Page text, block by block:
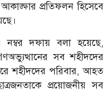
প্রতিফলন হিসেবে
দফায় বলা হয়েছে,
সব শহীদদের
শহীদদের পরিবার, আহত
প্রয়োজনীয় সব